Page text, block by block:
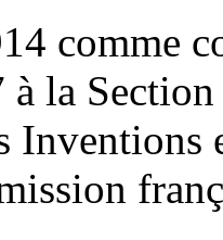
comme
à la
Inventions